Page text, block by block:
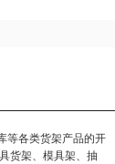
等各类货架产品的开
货架、模具架、抽